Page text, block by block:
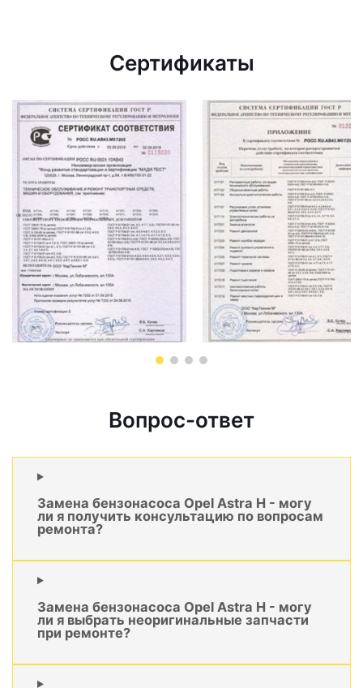
Сертификаты
Вопрос-ответ
Замена бензонасоса Opel Astra H - могу
ли я получить консультацию по вопросам
ремонта?
Замена бензонасоса Opel Astra H - могу
ли я выбрать неоригинальные запчасти
при ремонте?